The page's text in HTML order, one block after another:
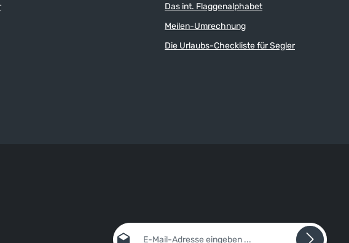
Das int. Flaggenalphabet
Meilen-Umrechnung
Die Urlaubs-Checkliste für Segler
E-Mail-Adresse*